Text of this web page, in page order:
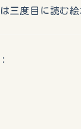
三度目に読む絵